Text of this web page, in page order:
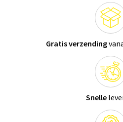
Gratis verzending
Snelle